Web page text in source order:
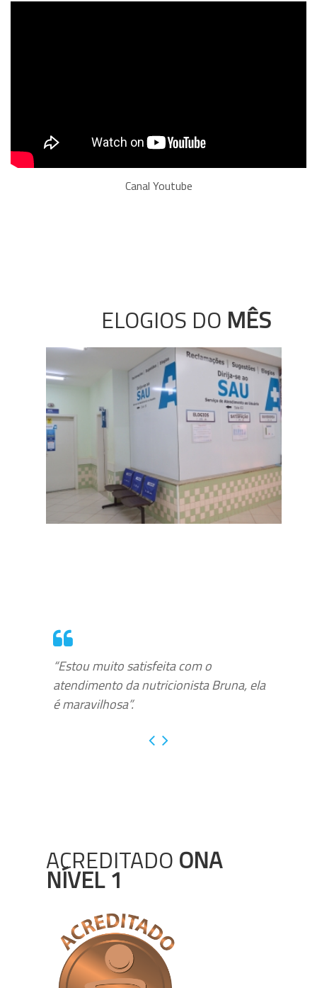
Canal Youtube
ELOGIOS DO MÊS
“Estou muito satisfeita com o
atendimento da nutricionista Bruna, ela
é maravilhosa”.
ACREDITADO ONA
NÍVEL 1